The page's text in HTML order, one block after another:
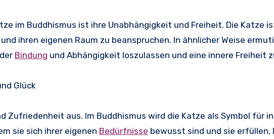
im Buddhismus ist ihre Unabhängigkeit und Freiheit. Die Katze
ihren eigenen Raum zu beanspruchen. In ähnlicher Weise
Bindung und Abhängigkeit loszulassen und eine innere Freiheit
Glück
Zufriedenheit aus. Im Buddhismus wird die Katze als Symbol für
sie sich ihrer eigenen Bedürfnisse bewusst sind und sie erfüllen,